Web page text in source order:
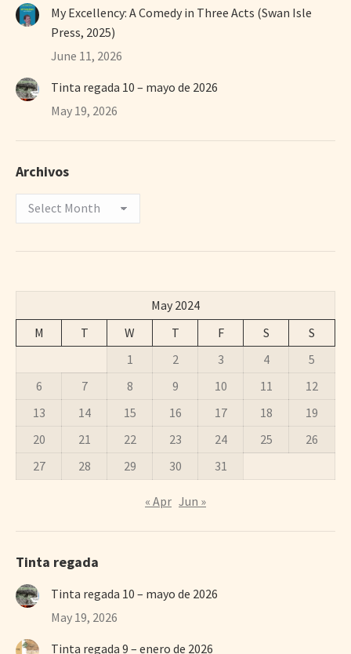
My Excellency: A Comedy in Three Acts (Swan Isle
Press, 2025)
June 11, 2026
Tinta regada 10 – mayo de 2026
May 19, 2026
Archivos
Archivos
May 2024
M
T W T F S
S
1
2 3 4
5
6
7 8 9 10 11
12
13
14 15 16 17 18
19
20
21 22 23 24 25
26
27
28 29 30 31
« Apr Jun »
Tinta regada
Tinta regada 10 – mayo de 2026
May 19, 2026
Tinta regada 9 – enero de 2026